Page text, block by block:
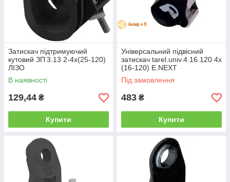
Затискач підтримуючий
кутовий ЗП 3.13 2-4x(25-120)
ЛІЗО
В наявності
129,44 ₴
Купити
Універсальний підвісний
затискач tarel.univ.4.16.120 4х
(16-120) E.NEXT
Під замовлення
483 ₴
Купити